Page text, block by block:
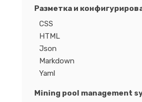
Разметка и
CSS
HTML
Json
Markdown
Yaml
Mining pool management